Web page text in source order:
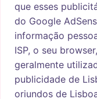
que esses
do Google
informação
ISP, o seu
geralmente
publicidade de
oriundos de